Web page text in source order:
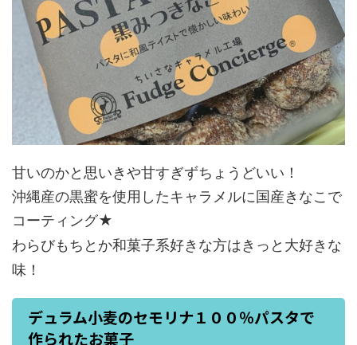
甘いのかと思いきや甘すぎずちょうどいい！
沖縄産の黒蜜を使用したキャラメルに国産きなこで
コーティング★
わらびもちとか和菓子系好きな方はきっと大好きな
味！
デュラム小麦のセモリナ１００％パスタで
作られたお菓子